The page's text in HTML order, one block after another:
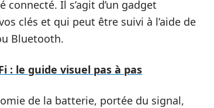
Il s’agit d’un gadget
clés et qui peut être suivi à l’aide de
Bluetooth.
: le guide visuel pas à pas
de la batterie, portée du signal,